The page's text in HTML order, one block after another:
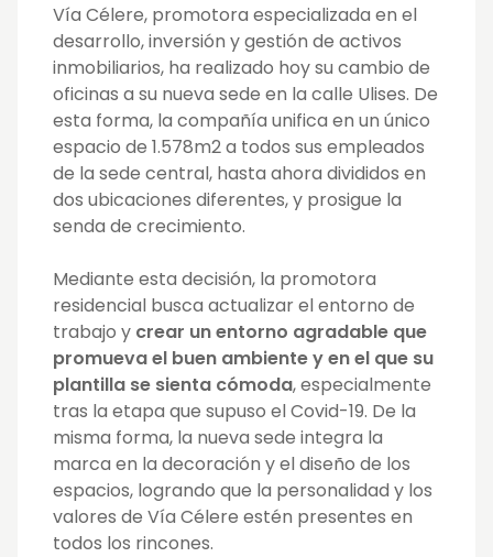
Vía Célere, promotora especializada en el
desarrollo, inversión y gestión de activos
inmobiliarios, ha realizado hoy su cambio de
oficinas a su nueva sede en la calle Ulises. De
esta forma, la compañía unifica en un único
espacio de 1.578m2 a todos sus empleados
de la sede central, hasta ahora divididos en
dos ubicaciones diferentes, y prosigue la
senda de crecimiento.
Mediante esta decisión, la promotora
residencial busca actualizar el entorno de
trabajo y crear un entorno agradable que
promueva el buen ambiente y en el que su
plantilla se sienta cómoda, especialmente
tras la etapa que supuso el Covid-19. De la
misma forma, la nueva sede integra la
marca en la decoración y el diseño de los
espacios, logrando que la personalidad y los
valores de Vía Célere estén presentes en
todos los rincones.